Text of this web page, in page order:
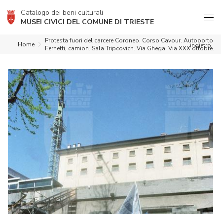
Catalogo dei beni culturali
MUSEI CIVICI DEL COMUNE DI TRIESTE
indietro
Home
Protesta fuori del carcere Coroneo. Corso Cavour. Autoporto
Fernetti, camion. Sala Tripcovich. Via Ghega. Via XXX ottobre.